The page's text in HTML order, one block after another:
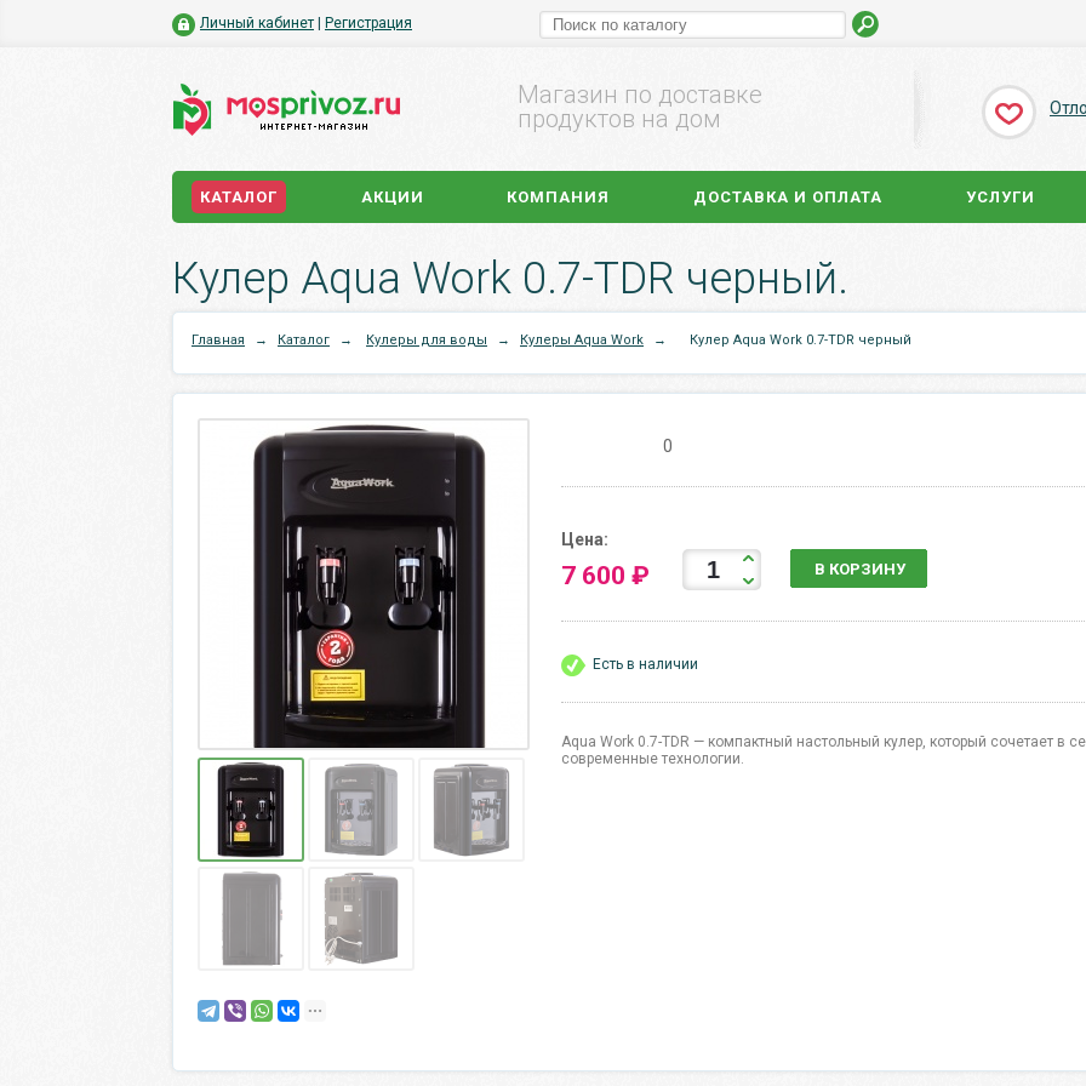
Личный кабинет Регистрация
Магазин по доставке
продуктов на дом
КАТАЛОГ АКЦИИ КОМПАНИЯ ДОСТАВКА И ОПЛАТА УСЛУГИ
Кулер Aqua Work 0.7-TDR черный.
Главная → Каталог → Кулеры для воды → Кулеры Aqua Work → Кулер Aqua Work 0.7-TDR черный
0
Цена:
7 600 ₽ В КОРЗИНУ
Есть в наличии
Aqua Work 0.7-TDR — компактный настольный кулер, который сочетает в
современные технологии.